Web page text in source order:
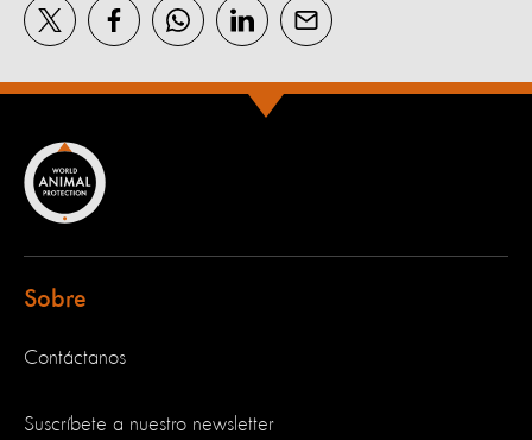
Sobre
Contáctanos
Suscríbete a nuestro newsletter